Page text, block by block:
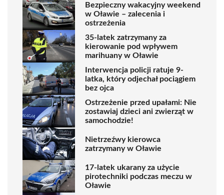
Bezpieczny wakacyjny weekend
w Oławie – zalecenia i
ostrzeżenia
35-latek zatrzymany za
kierowanie pod wpływem
marihuany w Oławie
Interwencja policji ratuje 9-
latka, który odjechał pociągiem
bez ojca
Ostrzeżenie przed upałami: Nie
zostawiaj dzieci ani zwierząt w
samochodzie!
Nietrzeźwy kierowca
zatrzymany w Oławie
17-latek ukarany za użycie
pirotechniki podczas meczu w
Oławie